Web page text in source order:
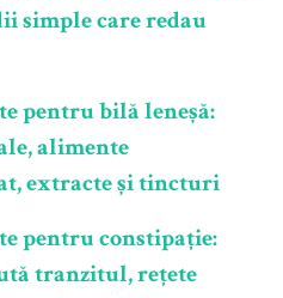
simple care redau
pentru bilă leneșă:
alimente
extracte și tincturi
pentru constipație:
tranzitul, rețete